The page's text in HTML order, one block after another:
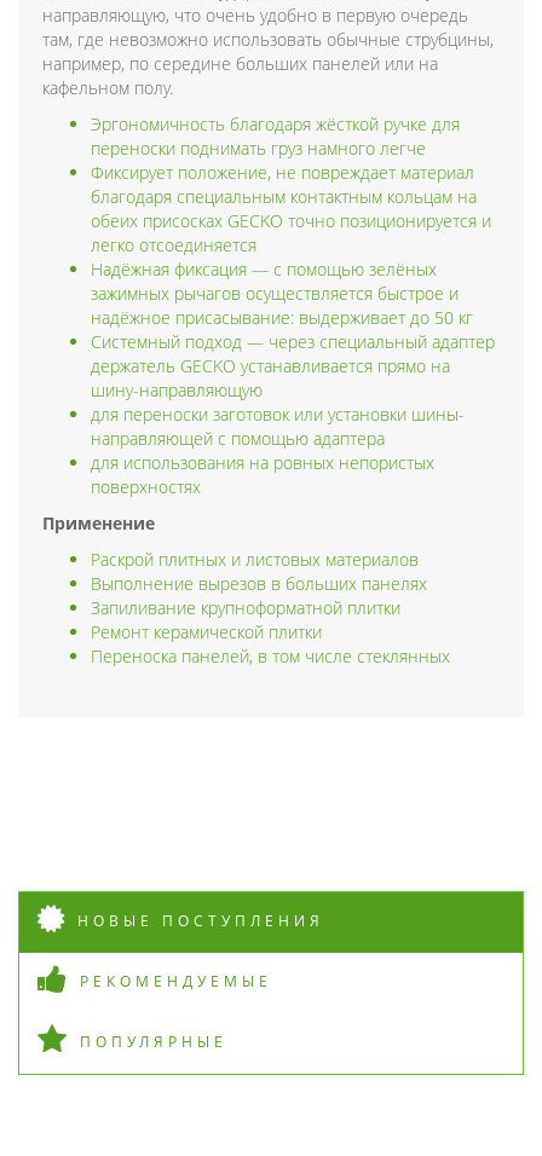
направляющую, что очень удобно в первую очередь
там, где невозможно использовать обычные струбцины,
например, по середине больших панелей или на
кафельном полу.
Эргономичность благодаря жёсткой ручке для
переноски поднимать груз намного легче
Фиксирует положение, не повреждает материал
благодаря специальным контактным кольцам на
обеих присосках GECKO точно позиционируется и
легко отсоединяется
Надёжная фиксация — с помощью зелёных
зажимных рычагов осуществляется быстрое и
надёжное присасывание: выдерживает до 50 кг
Системный подход — через специальный адаптер
держатель GECKO устанавливается прямо на
шину-направляющую
для переноски заготовок или установки шины-
направляющей с помощью адаптера
для использования на ровных непористых
поверхностях
Применение
Раскрой плитных и листовых материалов
Выполнение вырезов в больших панелях
Запиливание крупноформатной плитки
Ремонт керамической плитки
Переноска панелей, в том числе стеклянных
НОВЫЕ ПОСТУПЛЕНИЯ
РЕКОМЕНДУЕМЫЕ
ПОПУЛЯРНЫЕ